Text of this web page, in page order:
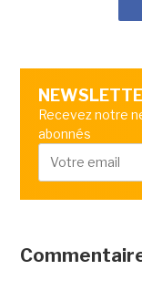
Recevez notre
abonnés